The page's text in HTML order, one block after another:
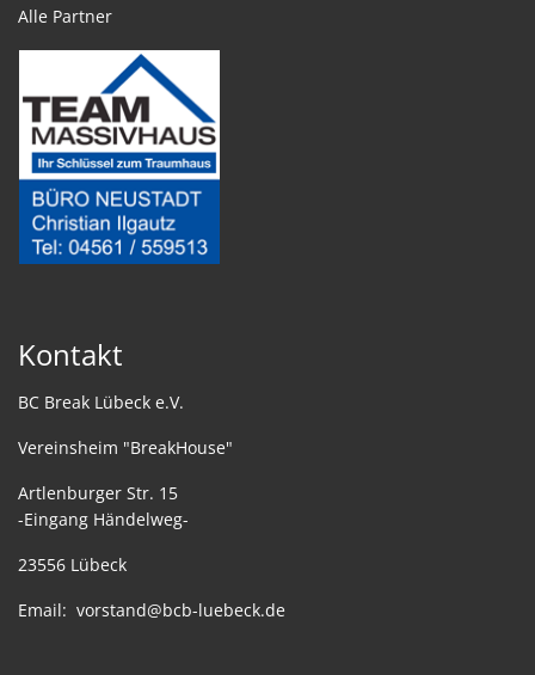
Alle Partner
Kontakt
BC Break Lübeck e.V.
Vereinsheim "BreakHouse"
Artlenburger Str. 15
-Eingang Händelweg-
23556 Lübeck
Email: vorstand@bcb-luebeck.de